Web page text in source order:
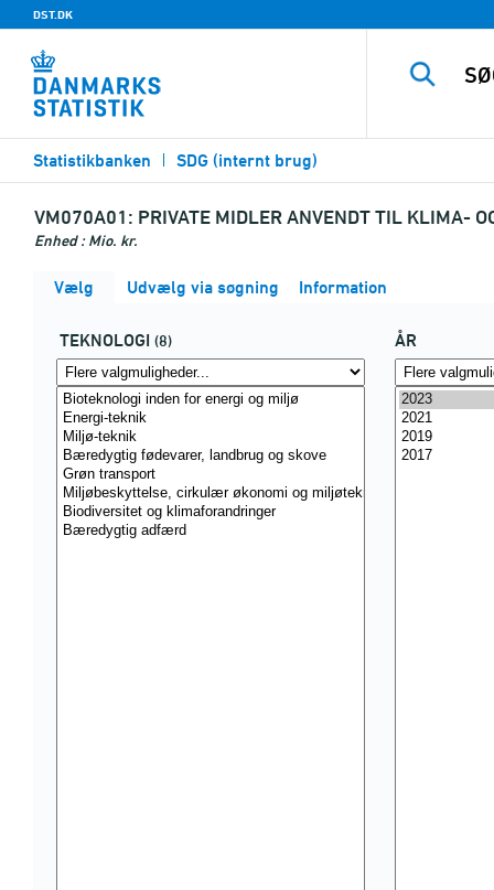
DST.DK
Statistikbanken SDG (internt brug)
VM070A01: PRIVATE MIDLER ANVENDT TIL KLIMA-
Enhed : Mio. kr.
Vælg Udvælg via søgning Information
TEKNOLOGI (8) ÅR